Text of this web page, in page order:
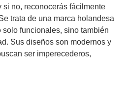
si no, reconocerás fácilmente
trata de una marca holandesa
solo funcionales, sino también
Sus diseños son modernos y
ser imperecederos,